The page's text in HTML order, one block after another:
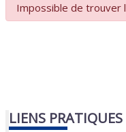
Impossible de trouver
LIENS PRATIQUES